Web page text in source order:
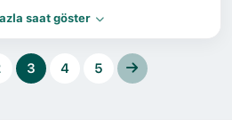
saat göster
3 4 5